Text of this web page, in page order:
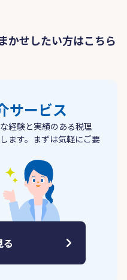
かせしたい方はこちら
サービス
経験と実績のある税理
ます。まずは気軽にご要
る